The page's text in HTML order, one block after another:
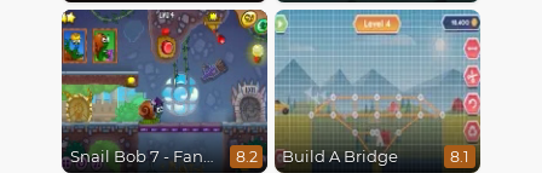
Snail Bob 7 - Fantasy Story 8.2 Build A Bridge 8.1